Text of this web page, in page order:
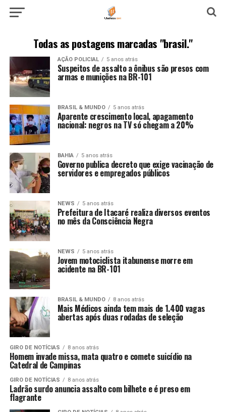
Todas as postagens marcadas "brasil."
AÇÃO POLICIAL 5 anos atrás
Suspeitos de assalto a ônibus são presos com
armas e munições na BR-101
BRASIL & MUNDO 5 anos atrás
Aparente crescimento local, apagamento
nacional: negros na TV só chegam a 20%
BAHIA 5 anos atrás
Governo publica decreto que exige vacinação de
servidores e empregados públicos
NEWS 5 anos atrás
Prefeitura de Itacaré realiza diversos eventos
no mês da Consciência Negra
NEWS 5 anos atrás
Jovem motociclista itabunense morre em
acidente na BR-101
BRASIL & MUNDO 8 anos atrás
Mais Médicos ainda tem mais de 1.400 vagas
abertas após duas rodadas de seleção
GIRO DE NOTÍCIAS 8 anos atrás
Homem invade missa, mata quatro e comete suicídio na
Catedral de Campinas
GIRO DE NOTÍCIAS 8 anos atrás
Ladrão surdo anuncia assalto com bilhete e é preso em
flagrante